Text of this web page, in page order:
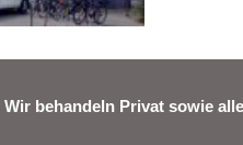
Wir behandeln Privat sowie